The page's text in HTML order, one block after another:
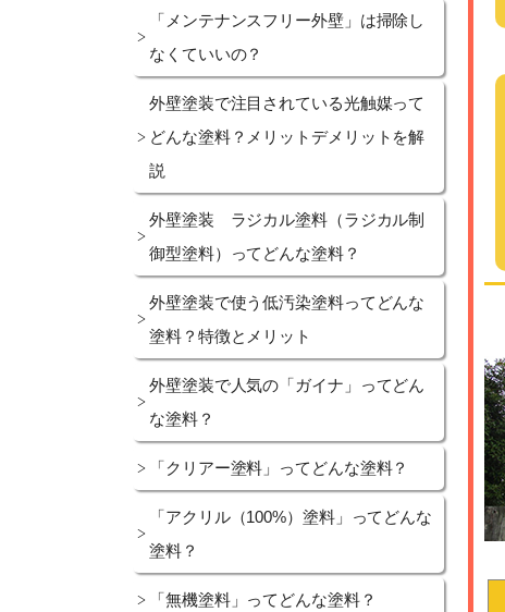
「メンテナンスフリー外壁」は掃除し
なくていいの？
外壁塗装で注目されている光触媒って
どんな塗料？メリットデメリットを解
説
外壁塗装 ラジカル塗料（ラジカル制
御型塗料）ってどんな塗料？
外壁塗装で使う低汚染塗料ってどんな
塗料？特徴とメリット
外壁塗装で人気の「ガイナ」ってどん
な塗料？
「クリアー塗料」ってどんな塗料？
「アクリル（100%）塗料」ってどんな
塗料？
「無機塗料」ってどんな塗料？